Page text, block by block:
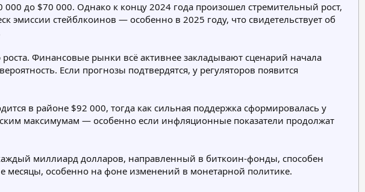
000 до $70 000. Однако к концу 2024 года произошел стремительный рост,
эмиссии стейблкоинов — особенно в 2025 году, что свидетельствует об
Финансовые рынки всё активнее закладывают сценарий начала
Если прогнозы подтвердятся, у регуляторов появится
в районе $92 000, тогда как сильная поддержка сформировалась у
максимумам — особенно если инфляционные показатели продолжат
миллиард долларов, направленный в биткоин-фонды, способен
месяцы, особенно на фоне изменений в монетарной политике.